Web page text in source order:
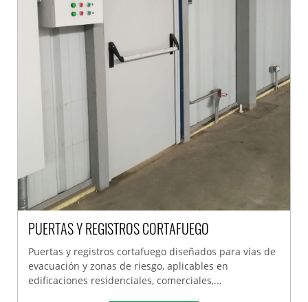
PUERTAS Y REGISTROS CORTAFUEGO
Puertas y registros cortafuego diseñados para vías de
evacuación y zonas de riesgo, aplicables en
edificaciones residenciales, comerciales,...